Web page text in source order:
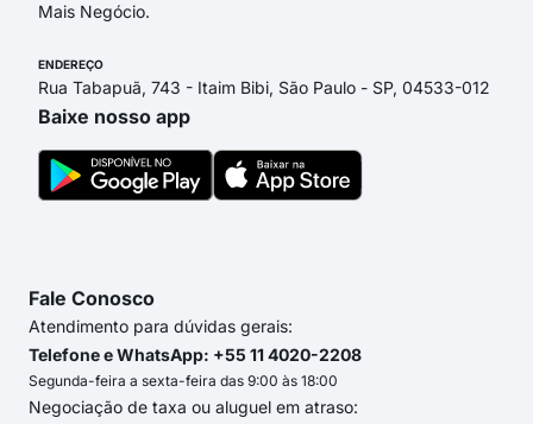
Mais Negócio.
ENDEREÇO
Rua Tabapuã, 743 - Itaim Bibi, São Paulo - SP, 04533-012
Baixe nosso app
Fale Conosco
Atendimento para dúvidas gerais:
Telefone e WhatsApp: +55 11 4020-2208
Segunda-feira a sexta-feira das 9:00 às 18:00
Negociação de taxa ou aluguel em atraso: